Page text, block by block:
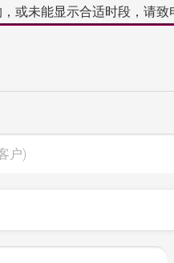
，或未能显示合适时段，请
户)